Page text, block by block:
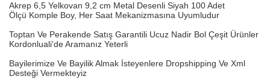
Akrep 6,5 Yelkovan 9,2 cm Metal Desenli Siyah 100 Adet
Ölçü Komple Boy, Her Saat Mekanizmasına Uyumludur
Toptan Ve Perakende Satış Garantili Ucuz Nadir Bol Çeşit Ürünler
Kordonluali'de Aramanız Yeterli
Bayilerimize Ve Bayilik Almak İsteyenlere Dropshipping Ve Xml
Desteği Vermekteyiz